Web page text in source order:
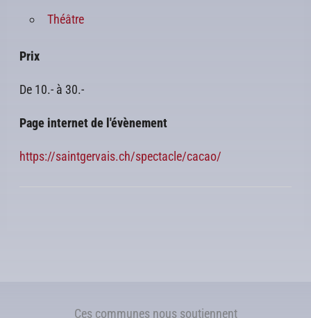
Théâtre
Prix
De 10.- à 30.-
Page internet de l'évènement
https://saintgervais.ch/spectacle/cacao/
Ces communes nous soutiennent